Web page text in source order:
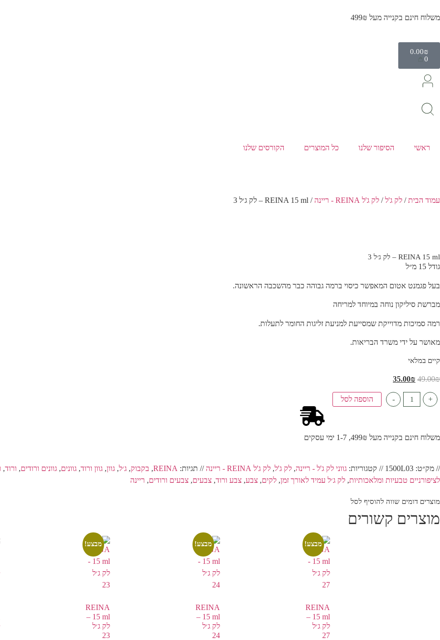
משלוח חינם בקנייה מעל 499₪
0.00₪
0
ראשי הסיפור שלנו כל המוצרים הקורסים שלנו
עמוד הבית/ לק ג'ל/ לק ג'ל REINA - ריינה / REINA 15 ml – לק ג׳ל 3
REINA 15 ml – לק ג׳ל 3
גודל 15 מ״ל
בעל פגמנט אטום המאפשר כיסוי ברמה גבוהה כבר מהשכבה הראשונה.
מברשת סיליקון נוחה במיוחד למריחה
רמה סמיכות מדוייקת שמסייעת למניעת זליגות החומר לתעלות.
מאושר על ידי משרד הבריאות.
קיים במלאי
49.00₪
35.00₪
- + הוספה לסל
משלוח חינם בקנייה מעל 499₪, 1-7 ימי עסקים
// מק״ט: 1500L03 // קטגוריות: גווני לק ג'ל - ריינה, לק ג'ל, לק ג'ל REINA - ריינה // תגיות: REINA
, בקבוק, ג׳ל, גוון, גוון ורוד, גוונים, גוונים ורודים, ורוד,
לציפורניים טבעיות ומלאכותיות, לק ג׳ל עמיד לאורך זמן, לקים, צבע, צבע ורוד, צבעים, צבעים ורודים, ריינה
מוצרים דומים שווה להוסיף לסל
מוצרים קשורים
מבצע!
REINA
15 ml –
לק ג׳ל
27
מבצע!
REINA
15 ml –
לק ג׳ל
24
מבצע!
REINA
15 ml –
לק ג׳ל
23